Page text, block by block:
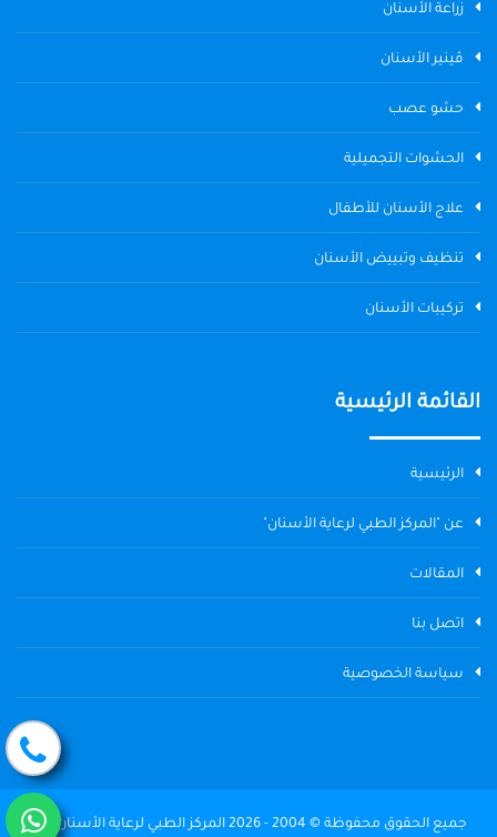
زراعة الأسنان
ڤينير الأسنان
حشو عصب
الحشوات التجميلية
علاج الأسنان للأطفال
تنظيف وتبييض الأسنان
تركيبات الأسنان
القائمة الرئيسية
الرئيسية
عن "المركز الطبي لرعاية الأسنان"
المقالات
اتصل بنا
سياسة الخصوصية
جميع الحقوق محفوظة © 2004 - 2026 المركز الطبي لرعاية الأسنان The